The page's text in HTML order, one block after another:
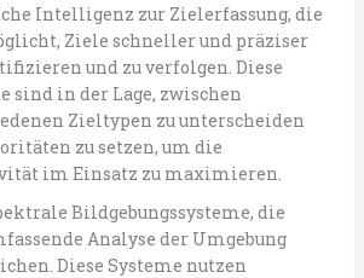
Intelligenz zur Zielerfassung, die
Ziele schneller und präziser
und zu verfolgen. Diese
sind in der Lage, zwischen
Zieltypen zu unterscheiden
zu setzen, um die
im Einsatz zu maximieren.
Bildgebungssysteme, die
Analyse der Umgebung
Diese Systeme nutzen